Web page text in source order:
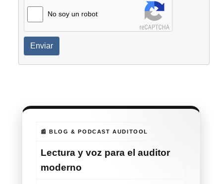
No soy un robot
Enviar
📰 BLOG & PODCAST AUDITOOL
Lectura y voz para el auditor
moderno